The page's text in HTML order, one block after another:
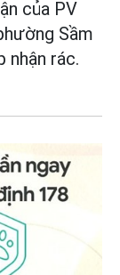
của PV
Sầm
nhận rác.